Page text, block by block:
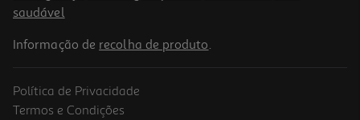
saudável
Informação de recolha de produto.
Política de Privacidade
Termos e Condições